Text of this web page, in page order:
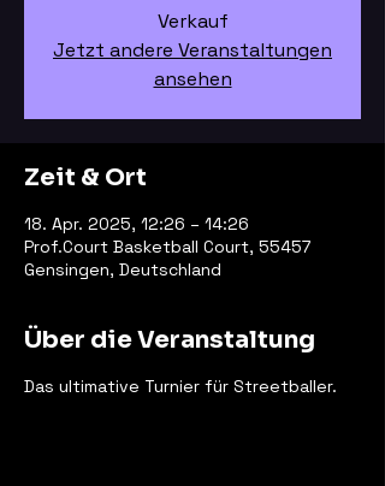
Verkauf
Jetzt andere Veranstaltungen
ansehen
Zeit & Ort
18. Apr. 2025, 12:26 – 14:26
Prof.Court Basketball Court, 55457
Gensingen, Deutschland
Über die Veranstaltung
Das ultimative Turnier für Streetballer.